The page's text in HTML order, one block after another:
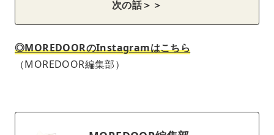
次の話＞＞
◎MOREDOORのInstagramはこちら
（MOREDOOR編集部）